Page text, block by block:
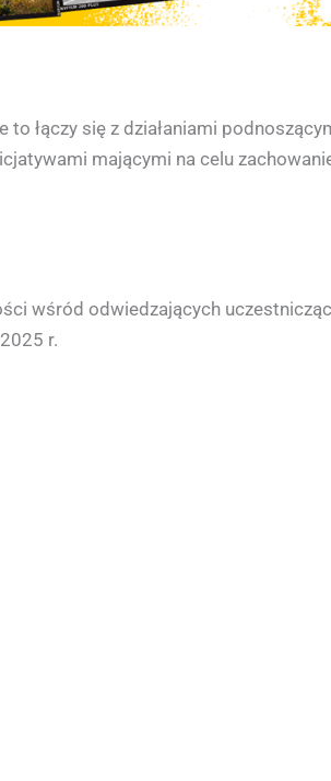
łączy się z działaniami
mającymi na celu
wśród odwiedzających
r.